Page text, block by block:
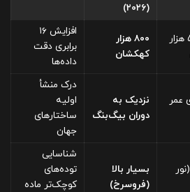
(۲۰۲۶)
حدود ۵۰ هزار
۸۰۰ هزار
کهکشان
افزایش ۱۶
برابری دقت
داده‌ها
عمر
نزدیک به
دوران بیگ‌بنگ
درک منشأ
اولیه
ساختارهای
جهان
بسیار بالا
(فروسرخ)
شناسایی
توده‌های
کوچک‌تر ماده